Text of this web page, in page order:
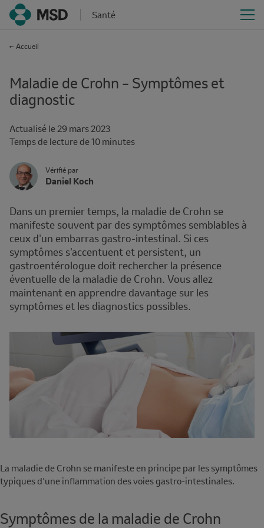
Santé
Accueil
Maladie de Crohn – Symptômes et
diagnostic
Actualisé le29 mars 2023
Reading
Temps de lecture de 10 minutes
Vérifié par
Author's
Avatar
Name
Affiliation
Daniel Koch
Dans un premier temps, la maladie de Crohn se
manifeste souvent par des symptômes semblables à
ceux d'un embarras gastro-intestinal. Si ces
symptômes s'accentuent et persistent, un
gastroentérologue doit rechercher la présence
éventuelle de la maladie de Crohn. Vous allez
maintenant en apprendre davantage sur les
symptômes et les diagnostics possibles.
La maladie de Crohn se manifeste en principe par les symptômes
typiques d'une inflammation des voies gastro-intestinales.
Symptômes de la maladie de Crohn